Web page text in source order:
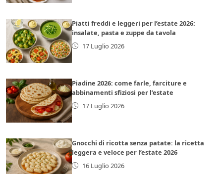
Piatti freddi e leggeri per l’estate 2026:
insalate, pasta e zuppe da tavola
17 Luglio 2026
Piadine 2026: come farle, farciture e
abbinamenti sfiziosi per l’estate
17 Luglio 2026
Gnocchi di ricotta senza patate: la ricetta
leggera e veloce per l’estate 2026
16 Luglio 2026